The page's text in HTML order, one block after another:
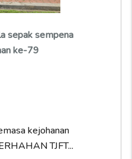
sepak sempena
ke-79
kejohanan
TJFT...